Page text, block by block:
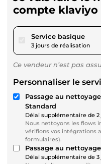
compte klaviyo
Service basiquepour
3 jours de réalisation
Ce vendeur n’est pas
Personnaliser le
Passage au nettoyage
Standard
Délai supplémentaire de 2
Nous nettoyons les flows
vérifions vos intégrations
formulaires).
Passage au
Délai supplémentaire de 3